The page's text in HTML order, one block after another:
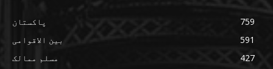
پاکستان
759
بین الاقوامی
591
مسلم ممالک
427